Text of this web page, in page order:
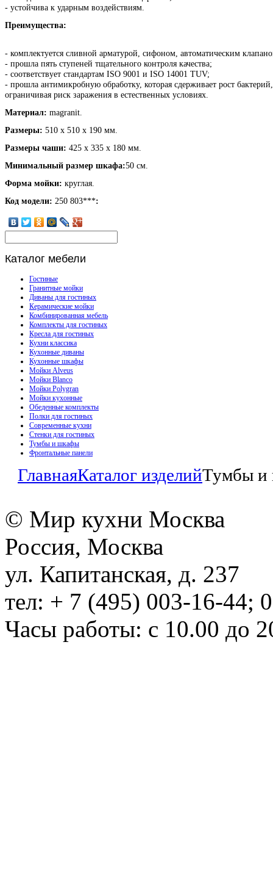
- устойчива к ударным воздействиям.
Преимущества:
- комплектуется сливной арматурой, сифоном, автоматическим
- прошла пять ступеней тщательного контроля качества;
- соответствует стандартам ISO 9001 и ISO 14001 TUV;
- прошла антимикробную обработку, которая сдерживает рост бактерий,
ограничивая риск заражения в естественных условиях.
Материал: magranit.
Размеры: 510 x 510 x 190 мм.
Размеры чаши: 425 x 335 x 180 мм.
Минимальный размер шкафа:50 см.
Форма мойки: круглая.
Код модели: 250 803***:
Каталог мебели
Гостиные
Гранитные мойки
Диваны для гостиных
Керамические мойки
Комбинированная мебель
Комплекты для гостиных
Кресла для гостиных
Кухни классика
Кухонные диваны
Кухонные шкафы
Мойки Alveus
Мойки Blanco
Мойки Polygran
Мойки кухонные
Обеденные комплекты
Полки для гостиных
Современные кухни
Стенки для гостиных
Тумбы и шкафы
Фронтальные панели
ГлавнаяКаталог изделийТумбы
© Мир кухни Москва
Россия, Москва
ул. Капитанская, д. 237
тел: + 7 (495) 003-16-44;
Часы работы: с 10.00 до